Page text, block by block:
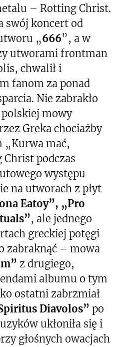
– Rotting Christ.
swój koncert od
„666”, a w
utworami frontman
chwalił i
fanom za ponad
Nie zabrakło
mowy
Greka chociażby
„Kurwa mać,
podczas
występu
na utworach z płyt
Eatoy”, „Pro
, ale jednego
greckiej potęgi
zabraknąć – mowa
z drugiego,
albumu o tym
ostatni zabrzmiał
Diavolos” po
ukłoniła się i
głośnych owacjach